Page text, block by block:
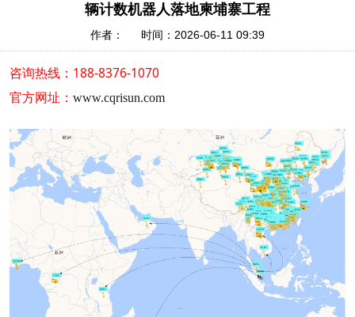
辆计数机器人落地柬埔寨工程
作者： 时间：2026-06-11 09:39
咨询热线：188-8376-1070
官方网址： www.cqrisun.com